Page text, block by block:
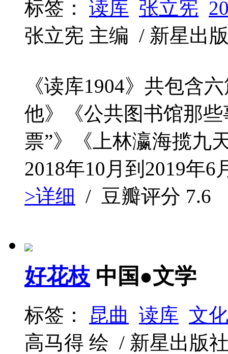
标签： 读库 张立宪
张立宪 主编 / 新星出
《读库1904》共包含
他》《公共图书馆那
票”》《上林瀛海揽九
2018年10月到2019年
>详细 / 豆瓣评分 7.6
好花枝 中国●文学
标签： 昆曲 读库 文化
高马得 绘 / 新星出版